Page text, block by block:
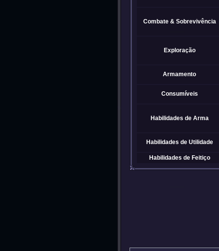
Combate & Sobrevivência
Exploração
Armamento
Consumíveis
Habilidades de Arma
Habilidades de Utilidade
Habilidades de Feitiço